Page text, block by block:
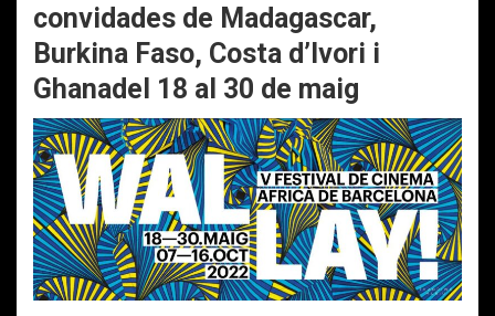
convidades de Madagascar,
Burkina Faso, Costa d’Ivori i
Ghanadel 18 al 30 de maig